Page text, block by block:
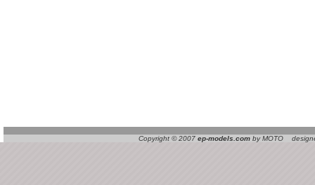
Copyright © 2007 ep-models.com by MOTO